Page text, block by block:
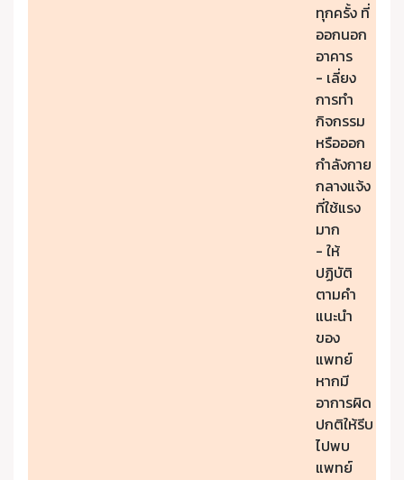
ทุกครั้ง ที่
ออกนอก
อาคาร
- เลี่ยง
การทำ
กิจกรรม
หรือออก
กำลังกาย
กลางแจ้ง
ที่ใช้แรง
มาก
- ให้
ปฏิบัติ
ตามคำ
แนะนำ
ของ
แพทย์
หากมี
อาการผิด
ปกติให้รีบ
ไปพบ
แพทย์